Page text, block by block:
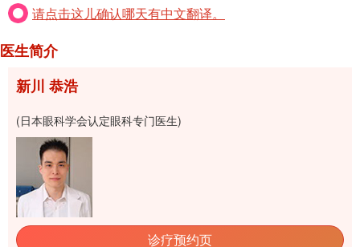
请点击这儿确认哪天有中文翻译。
医生简介
新川 恭浩
(日本眼科学会认定眼科专门医生)
诊疗预约页